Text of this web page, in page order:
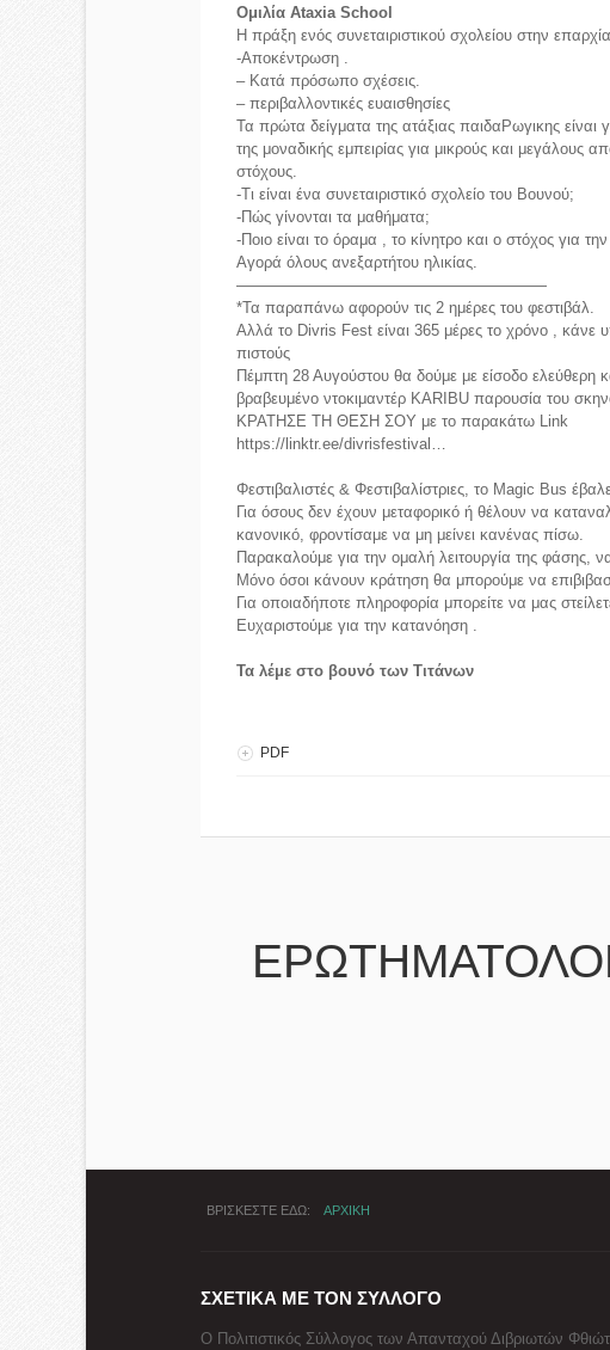
Ομιλία Ataxia School
Η πράξη ενός συνεταιριστικού σχολείου στην επαρχία
-Αποκέντρωση .
– Κατά πρόσωπο σχέσεις.
– περιβαλλοντικές ευαισθησίες
Τα πρώτα δείγματα της ατάξιας παιδαΡωγικης είναι
της μοναδικής εμπειρίας για μικρούς και μεγάλους
στόχους.
-Τι είναι ένα συνεταιριστικό σχολείο του Βουνού;
-Πώς γίνονται τα μαθήματα;
-Ποιο είναι το όραμα , το κίνητρο και ο στόχος για την
Αγορά όλους ανεξαρτήτου ηλικίας.
————————————————————
*Τα παραπάνω αφορούν τις 2 ημέρες του φεστιβάλ.
Αλλά το Divris Fest είναι 365 μέρες το χρόνο , κάνε
πιστούς
Πέμπτη 28 Αυγούστου θα δούμε με είσοδο ελεύθερη
βραβευμένο ντοκιμαντέρ KARIBU παρουσία του
ΚΡΑΤΗΣΕ ΤΗ ΘΕΣΗ ΣΟΥ με το παρακάτω Link
https://linktr.ee/divrisfestival…
Φεστιβαλιστές & Φεστιβαλίστριες, το Magic Bus
Για όσους δεν έχουν μεταφορικό ή θέλουν να
κανονικό, φροντίσαμε να μη μείνει κανένας πίσω.
Παρακαλούμε για την ομαλή λειτουργία της φάσης,
Μόνο όσοι κάνουν κράτηση θα μπορούμε να
Για οποιαδήποτε πληροφορία μπορείτε να μας
Ευχαριστούμε για την κατανόηση .
Τα λέμε στο βουνό των Τιτάνων
PDF
ΒΡΙΣΚΕΣΤΕ ΕΔΩ ΑΡΧΙΚΗ
ΣΧΕΤΙΚΑ ΜΕ ΤΟΝ ΣΥΛΛΟΓΟ
Ο Πολιτιστικός Σύλλογος των Απανταχού Διβριωτών